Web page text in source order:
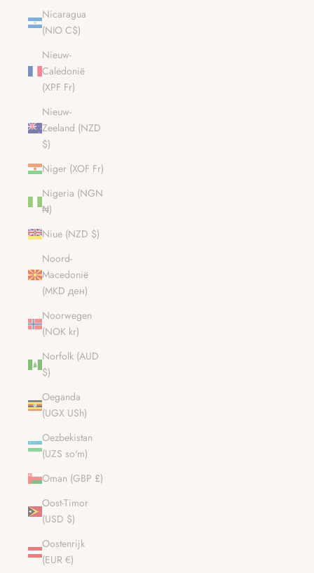
Nicaragua
(NIO C$)
Nieuw-
Caledonië
(XPF Fr)
Nieuw-
Zeeland (NZD
$)
Niger (XOF Fr)
Nigeria (NGN
₦)
Niue (NZD $)
Noord-
Macedonië
(MKD ден)
Noorwegen
(NOK kr)
Norfolk (AUD
$)
Oeganda
(UGX USh)
Oezbekistan
(UZS so'm)
Oman (GBP £)
Oost-Timor
(USD $)
Oostenrijk
(EUR €)